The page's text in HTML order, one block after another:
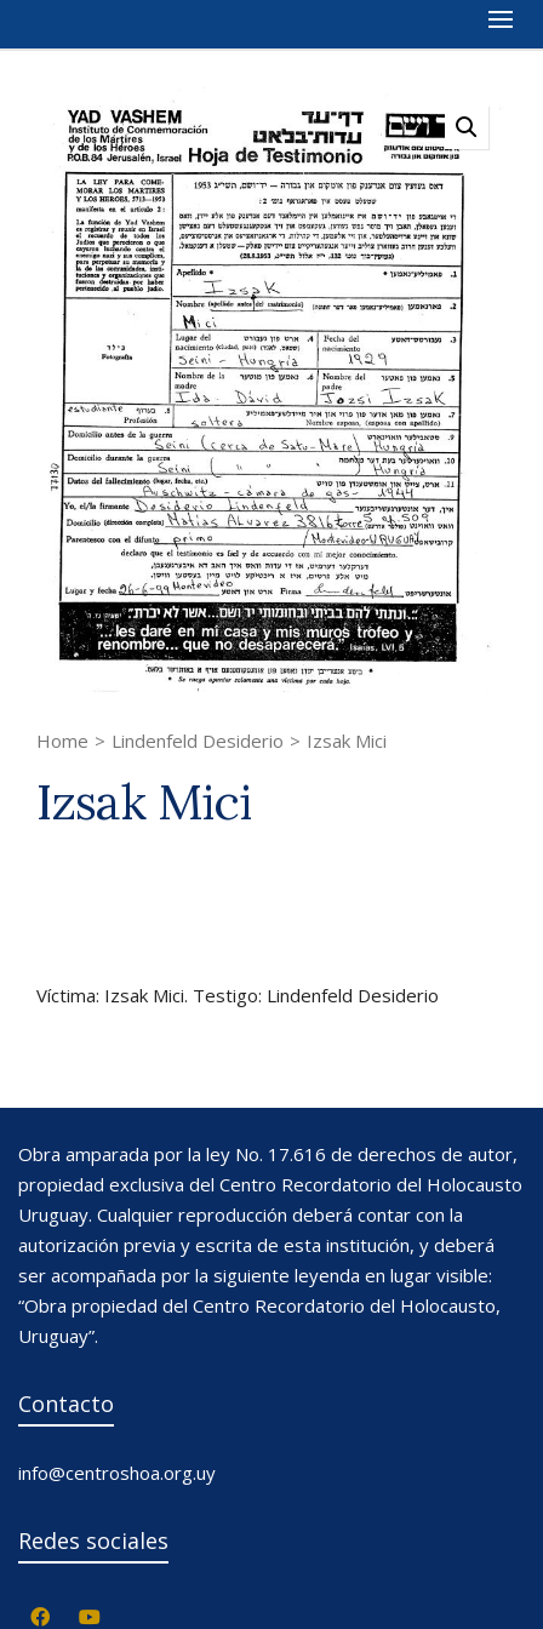
Home > Lindenfeld Desiderio > Izsak Mici
Izsak Mici
Víctima: Izsak Mici. Testigo: Lindenfeld Desiderio
Obra amparada por la ley No. 17.616 de derechos de autor,
propiedad exclusiva del Centro Recordatorio del Holocausto
Uruguay. Cualquier reproducción deberá contar con la
autorización previa y escrita de esta institución, y deberá
ser acompañada por la siguiente leyenda en lugar visible:
“Obra propiedad del Centro Recordatorio del Holocausto,
Uruguay”.
Contacto
info@centroshoa.org.uy
Redes sociales